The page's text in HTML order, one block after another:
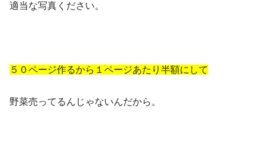
適当な写真ください。
５０ページ作るから１ページあたり半額にして
野菜売ってるんじゃないんだから。